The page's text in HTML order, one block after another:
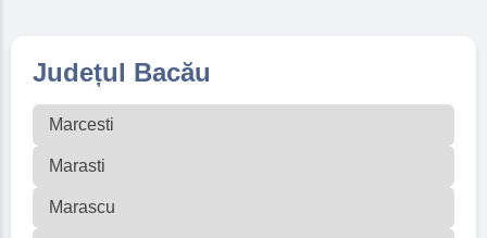
Județul Bacău
Marcesti
Marasti
Marascu